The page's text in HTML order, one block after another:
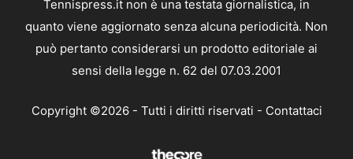
Tennispress.it non è una testata giornalistica, in
quanto viene aggiornato senza alcuna periodicità. Non
può pertanto considerarsi un prodotto editoriale ai
sensi della legge n. 62 del 07.03.2001
Copyright ©2026 - Tutti i diritti riservati - Contattaci